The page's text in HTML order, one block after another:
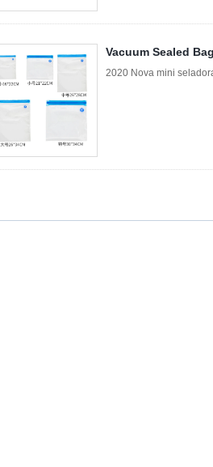
Vacuum Sealed
2020 Nova mini